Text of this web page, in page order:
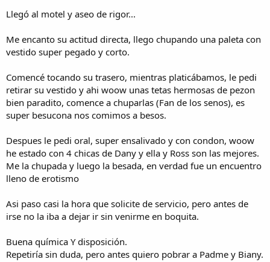
Llegó al motel y aseo de rigor...
Me encanto su actitud directa, llego chupando una paleta con
vestido super pegado y corto.
Comencé tocando su trasero, mientras platicábamos, le pedi
retirar su vestido y ahi woow unas tetas hermosas de pezon
bien paradito, comence a chuparlas (Fan de los senos), es
super besucona nos comimos a besos.
Despues le pedi oral, super ensalivado y con condon, woow
he estado con 4 chicas de Dany y ella y Ross son las mejores.
Me la chupada y luego la besada, en verdad fue un encuentro
lleno de erotismo
Asi paso casi la hora que solicite de servicio, pero antes de
irse no la iba a dejar ir sin venirme en boquita.
Buena química Y disposición.
Repetiría sin duda, pero antes quiero pobrar a Padme y Biany.